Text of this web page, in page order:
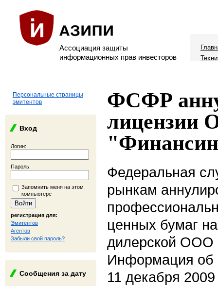
Ассоциация защиты
информационных прав инвесторов
Персональные страницы
эмитентов
Вход
Логин:
Пароль:
Запомнить меня на этом
компьютере
регистрация для:
Эмитентов
Агентов
Забыли свой пароль?
Сообщения за дату
ФСФР
лицензии
Федеральная
рынкам
ценных бумаг
дилерской ООО
Информация об
11 декабря